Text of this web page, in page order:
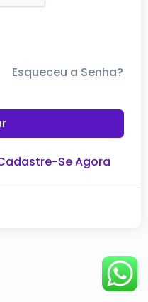
Esqueceu a Senha?
Se Agora